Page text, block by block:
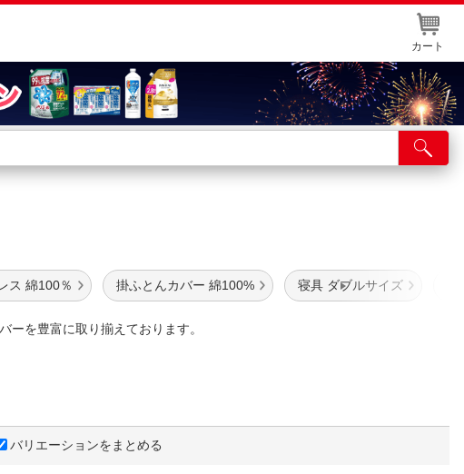
カート
店舗情報・店舗一覧
IR情報
ス 綿100％ 掛ふとんカバー 綿100% 寝具 ダブルサイズ
ーを豊富に取り揃えております。
バリエーションをまとめる